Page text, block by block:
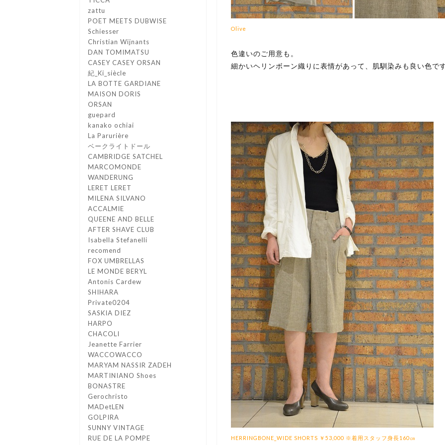
Olive
色違いのご用意も。
細かいヘリンボーン織りに表情があって、肌馴染みも良い色で
HERRINGBONE_WIDE SHORTS ￥53,000 ※着用スタッフ身長160㎝
zattu
POET MEETS DUBWISE
Schiesser
Christian Wijnants
DAN TOMIMATSU
CASEY CASEY ORSAN
紀_Ki_siècle
LA BOTTE GARDIANE
MAISON DORIS
ORSAN
guepard
kanako ochiai
La Parurière
ベークライトドール
CAMBRIDGE SATCHEL
MARCOMONDE
WANDERUNG
LERET LERET
MILENA SILVANO
ACCALMIE
QUEENE AND BELLE
AFTER SHAVE CLUB
Isabella Stefanelli
recomend
FOX UMBRELLAS
LE MONDE BERYL
Antonis Cardew
SHIHARA
Private0204
SASKIA DIEZ
HARPO
CHACOLI
Jeanette Farrier
WACCOWACCO
MARYAM NASSIR ZADEH
MARTINIANO Shoes
BONASTRE
Gerochristo
MADetLEN
GOLPIRA
SUNNY VINTAGE
RUE DE LA POMPE